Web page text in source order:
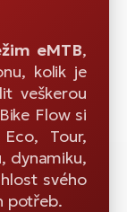
eMTB,
kolik je
veškerou
Flow si
Tour,
dynamiku,
svého
potřeb.